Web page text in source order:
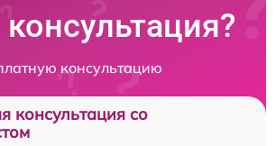
консультацию
консультация со